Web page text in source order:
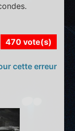
470 vote(s)
cette erreur